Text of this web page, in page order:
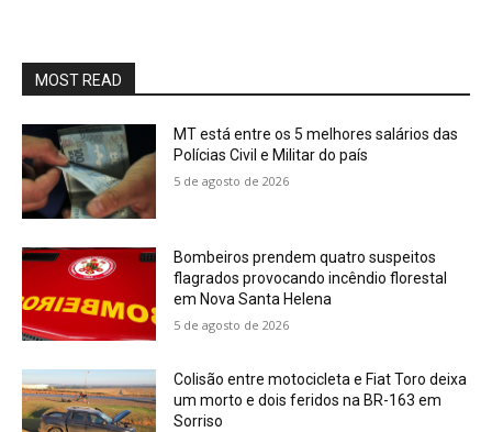
MOST READ
MT está entre os 5 melhores salários das
Polícias Civil e Militar do país
5 de agosto de 2026
Bombeiros prendem quatro suspeitos
flagrados provocando incêndio florestal
em Nova Santa Helena
5 de agosto de 2026
Colisão entre motocicleta e Fiat Toro deixa
um morto e dois feridos na BR-163 em
Sorriso